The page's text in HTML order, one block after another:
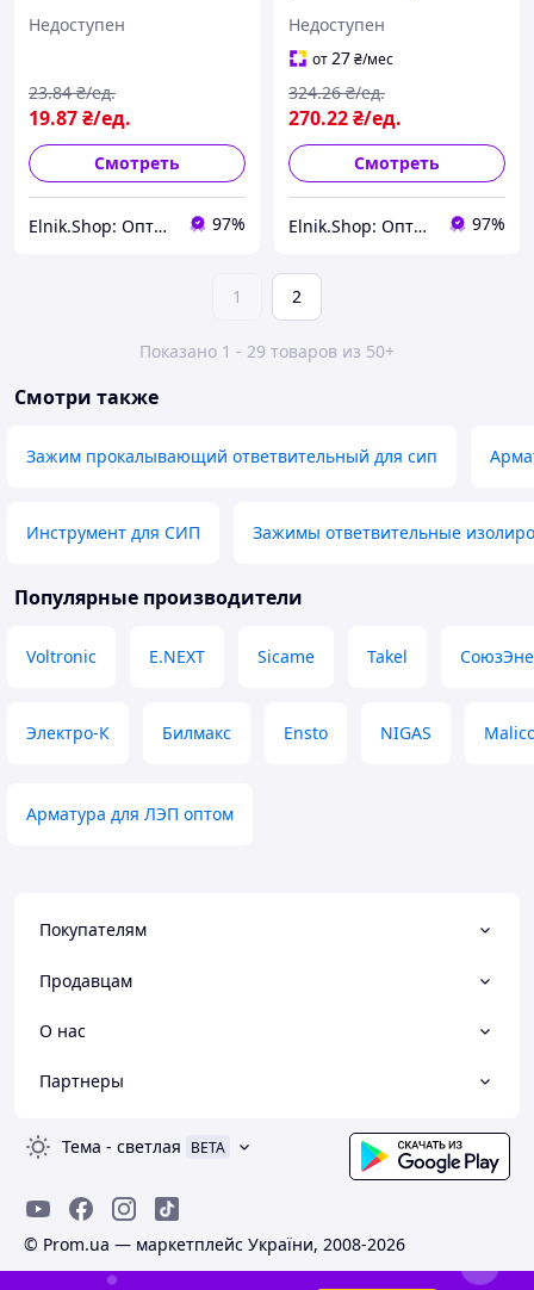
d25]
Недоступен
19.87₴/ед.
23.84 ₴/ед.
Смотреть
Elnik.Shop: Оптово-розничная компания 97%
Недоступен
от27₴/мес
270.22₴/ед.
324.26 ₴/ед.
Смотреть
Elnik.Shop: Оптово-розничная компания 97%
1 2
Показано 1 - 29 товаров из 50+
Смотри также
Зажим прокалывающий ответвительный для сип
Инструмент для СИП Зажимы ответвительные
Популярные производители
Voltronic E.NEXT Sicame Takel
Электро-К Билмакс Ensto NIGAS
Арматура для ЛЭП оптом
Покупателям
Продавцам
О нас
Партнеры
Тема - светлая BETA
© Prom.ua — маркетплейс України, 2008-2026